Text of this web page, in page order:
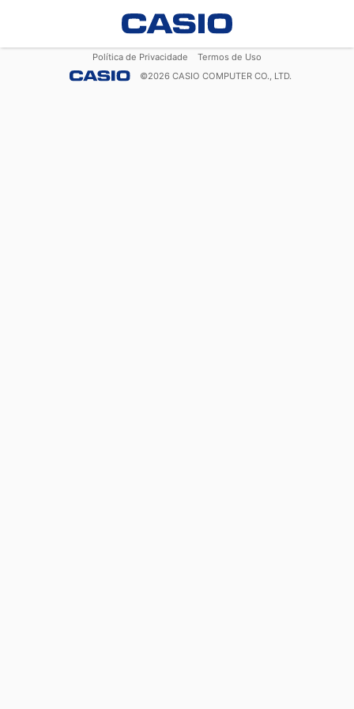
Política de Privacidade
Termos de Uso
©2026 CASIO COMPUTER CO., LTD.